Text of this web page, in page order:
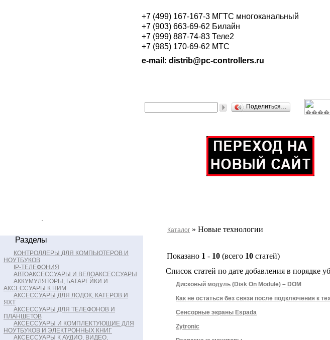
+7 (499) 167-167-3 МГТС многоканальный
+7 (903) 663-69-62 Билайн
+7 (999) 887-74-83 Теле2
+7 (985) 170-69-62 МТС
e-mail: distrib@pc-controllers.ru
Поделиться…
Каталог » Новые технологии
Разделы
КОНТРОЛЛЕРЫ ДЛЯ КОМПЬЮТЕРОВ И
НОУТБУКОВ
IP-ТЕЛЕФОНИЯ
АВТОАКСЕССУАРЫ И ВЕЛОАКСЕССУАРЫ
АККУМУЛЯТОРЫ, БАТАРЕЙКИ И
АКСЕССУАРЫ К НИМ
АКСЕССУАРЫ ДЛЯ ЛОДОК, КАТЕРОВ И
ЯХТ
АКСЕССУАРЫ ДЛЯ ТЕЛЕФОНОВ И
ПЛАНШЕТОВ
АКСЕССУАРЫ И КОМПЛЕКТУЮЩИЕ ДЛЯ
НОУТБУКОВ И ЭЛЕКТРОННЫХ КНИГ
АКСЕССУАРЫ К АУДИО, ВИДЕО,
Показано 1 - 10 (всего 10 статей)
Список статей по дате добавления в порядке
Дисковый модуль (Disk On Module) – DOM
Как не остаться без связи после подключения к
Сенсорные экраны Espada
Zytronic